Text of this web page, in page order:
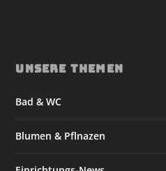
UNSERE THEMEN
Bad & WC
Blumen & Pflnazen